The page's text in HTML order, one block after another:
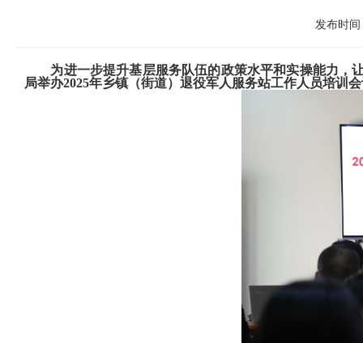
发布时
为进一步提升基层服务队伍的政策水平和实操能力，
局举办2025年乡镇（街道）退役军人服务站工作人员培训